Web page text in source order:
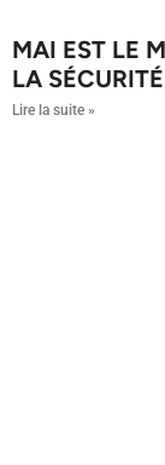
MAI EST LE
LA
Lire la suite »